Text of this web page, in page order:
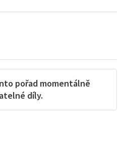
pořad momentálně
díly.